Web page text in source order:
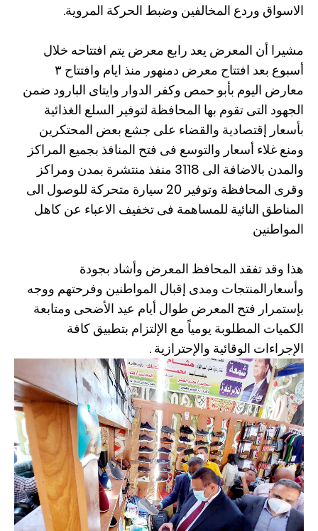
الاسواق وردع المخالفين وضبط الحركة المروية.
مشيرا أن المعرض يعد رابع معرض يتم افتتاحه خلال
أسبوع بعد افتتاح معرض دمنهور منذ ايام وافتتاح ٣
معارض اليوم بأبو حمص وكفر الدوار وايتاى البارود ضمن
الجهود التى تقوم بها المحافظة لتوفير السلع الغذائية
بأسعار إقتصادية والقضاء على جشع بعض المحتكرين
ومنع غلاء أسعار والتوسع فى فتح المنافذ بجميع المراكز
والمدن بالاضافة الى 3118 منفذ منتشرة بمدن ومراكز
وقرى المحافظة وتوفير 20 سيارة متحركة للوصول الى
المناطق النائية للمساهمة فى تخفيف الاعباء عن كاهل
المواطنين
هذا وقد تفقد المحافظ المعرض وأشاد بجودة
وأسعارالمنتجات ومدى إقبال المواطنين وفرحتهم ووجه
بإستمرار فتح المعرض طوال أيام عيد الأضحى ومتابعة
الكميات المطلوبة يومياً مع الإلتزام بتطبيق كافة
الإجراءات الوقائية والإحترازية .